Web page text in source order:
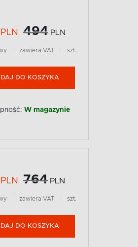
PLN 494 PLN
zawiera VAT szt.
DO KOSZYKA
W magazynie
PLN 764 PLN
zawiera VAT szt.
DO KOSZYKA